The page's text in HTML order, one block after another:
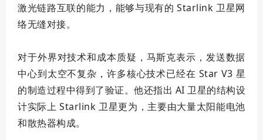
激光链路互联的能力，能够与现有的 Starlink 卫星网
络无缝对接。
对于外界对技术和成本质疑，马斯克表示，发送数据
中心到太空不复杂，许多核心技术已经在 Star V3 星
的制造过程中得到了验证。他还指出 AI 卫星的结构设
计实际上 Starlink 卫星更为，主要由大量太阳能电池
和散热器构成。